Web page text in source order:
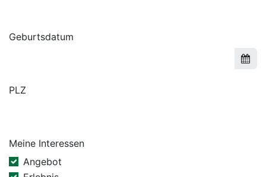
Geburtsdatum
PLZ
Meine Interessen
Angebot